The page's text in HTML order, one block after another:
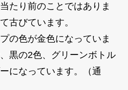
たり前のことではありま
古びています。
の色が金色になっていま
黒の2色、グリーンボトル
になっています。（通